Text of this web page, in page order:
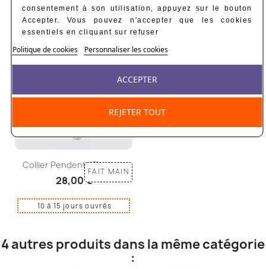
10 à 15 jours ouvrés
Collier Pendentif Fleurs...
28,00 €
10 à 15 jours ouvrés
FAIT MAIN
4 autres produits dans la même catégorie
:
consentement à son utilisation, appuyez sur le bouton
Accepter. Vous pouvez n'accepter que les cookies
essentiels en cliquant sur refuser
Politique de cookies Personnaliser les cookies
REJETER TOUT
ACCEPTER